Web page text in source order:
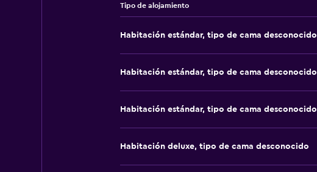
Tipo de alojamiento
Habitación estándar, tipo de cama desconocido
Habitación estándar, tipo de cama desconocido
Habitación estándar, tipo de cama desconocido
Habitación deluxe, tipo de cama desconocido